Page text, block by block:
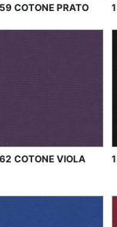
COTONE PRATO
COTONE VIOLA